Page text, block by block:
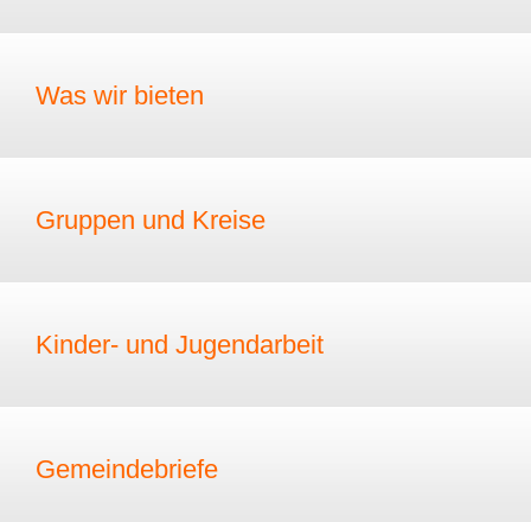
Was wir bieten
Gruppen und Kreise
Kinder- und Jugendarbeit
Gemeindebriefe